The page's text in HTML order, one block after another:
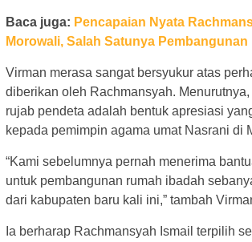
Baca juga: Pencapaian Nyata
Morowali, Salah Satunya Pembangunan
Virman merasa sangat bersyukur atas
diberikan oleh Rachmansyah.
rujab pendeta adalah bentuk apresiasi
kepada pemimpin agama umat Nasrani di
“Kami sebelumnya pernah menerima
untuk pembangunan rumah ibadah
dari kabupaten baru kali ini,” tambah
Ia berharap Rachmansyah Ismail terpilih